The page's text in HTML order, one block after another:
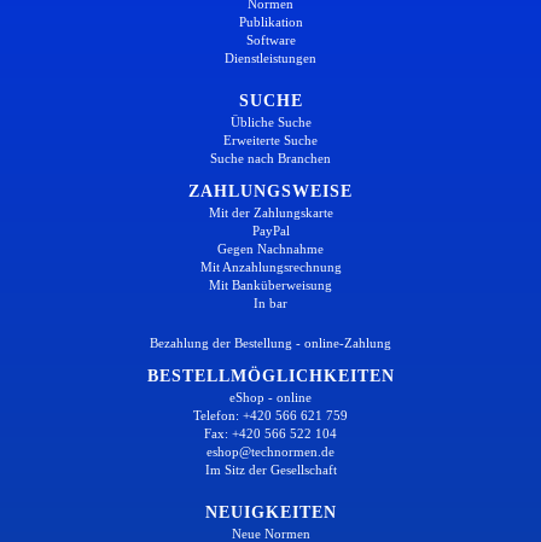
Normen
Publikation
Software
Dienstleistungen
SUCHE
Übliche Suche
Erweiterte Suche
Suche nach Branchen
ZAHLUNGSWEISE
Mit der Zahlungskarte
PayPal
Gegen Nachnahme
Mit Anzahlungsrechnung
Mit Banküberweisung
In bar
Bezahlung der Bestellung - online-Zahlung
BESTELLMÖGLICHKEITEN
eShop - online
Telefon: +420 566 621 759
Fax: +420 566 522 104
eshop@technormen.de
Im Sitz der Gesellschaft
NEUIGKEITEN
Neue Normen